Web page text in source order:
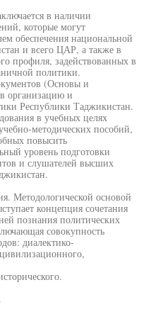
в наличии
которые могут
обеспечения национальной
и всего ЦАР, а также в
профиля, задействованных в
политики.
(Основы и
организацию и
Республики Таджикистан.
в учебных целях
методических пособий,
повысить
уровень подготовки
и слушателей высших
Методологической основой
концепция сочетания
познания политических
совокупность
диалектико-